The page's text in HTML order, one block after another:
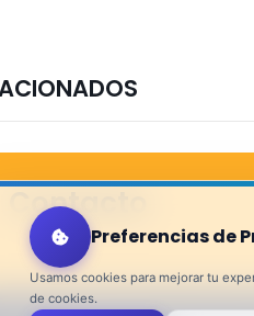
Contacto
Preferencias de
Usamos cookies para mejorar tu
de cookies.